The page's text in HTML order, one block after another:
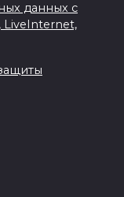
данных с
LiveInternet,